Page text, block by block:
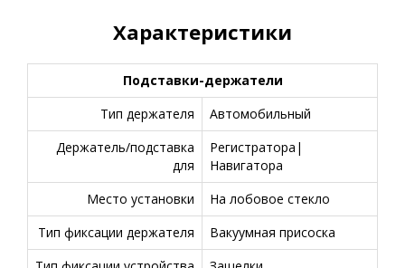
Характеристики
Подставки-держатели
Тип держателя
Автомобильный
Держатель/подставка
для
Регистратора|
Навигатора
Место установки
На лобовое стекло
Тип фиксации держателя
Вакуумная присоска